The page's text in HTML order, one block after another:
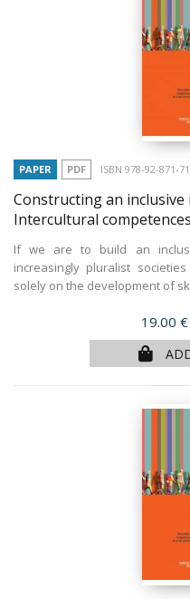
PAPER PDF ISBN 978-92-871-
Constructing an
Intercultural
If we are to build an
increasingly pluralist
solely on the development of
Price
19.00 €